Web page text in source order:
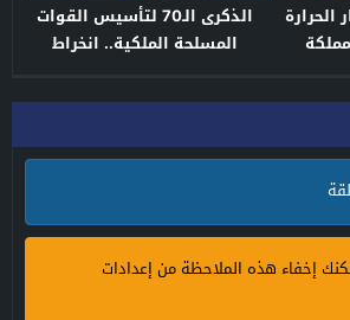
الذكرى الـ70 لتأسيس القوات
المسلحة الملكية.. انخراط
إخفاء هذه الملاحظة من إعدادات